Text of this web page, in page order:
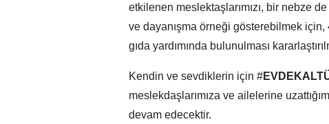
etkilenen meslektaşlarımızı, bir nebze
ve dayanışma örneği gösterebilmek için,
gıda yardımında bulunulması
Kendin ve sevdiklerin için #
meslekdaşlarımıza ve ailelerine
devam edecektir.